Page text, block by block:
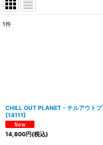
1件
CHILL OUT PLANET - チルアウト
[14111]
14,800円(税込)